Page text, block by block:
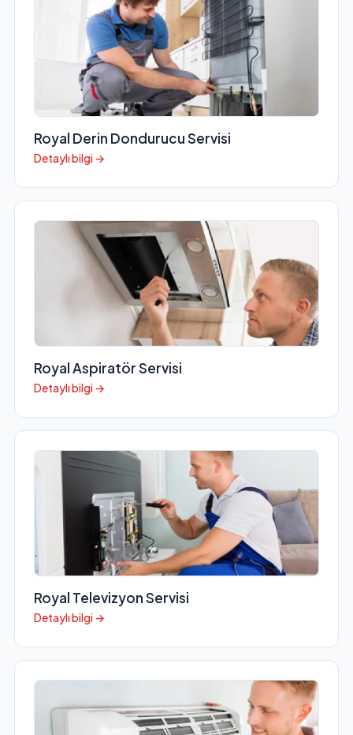
Royal Derin Dondurucu Servisi
Detaylı bilgi →
Royal Aspiratör Servisi
Detaylı bilgi →
Royal Televizyon Servisi
Detaylı bilgi →